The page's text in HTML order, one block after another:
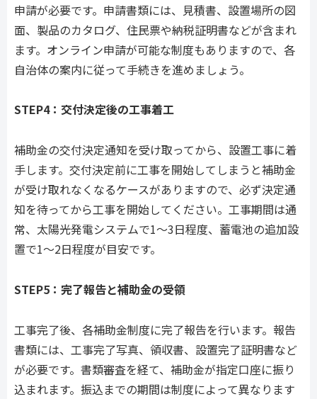
申請が必要です。申請書類には、見積書、設置場所の図
面、製品のカタログ、住民票や納税証明書などが含まれ
ます。オンライン申請が可能な制度もありますので、各
自治体の案内に従って手続きを進めましょう。
STEP4：交付決定後の工事着工
補助金の交付決定通知を受け取ってから、設置工事に着
手します。交付決定前に工事を開始してしまうと補助金
が受け取れなくなるケースがありますので、必ず決定通
知を待ってから工事を開始してください。工事期間は通
常、太陽光発電システムで1〜3日程度、蓄電池の追加設
置で1〜2日程度が目安です。
STEP5：完了報告と補助金の受領
工事完了後、各補助金制度に完了報告を行います。報告
書類には、工事完了写真、領収書、設置完了証明書など
が必要です。書類審査を経て、補助金が指定口座に振り
込まれます。振込までの期間は制度によって異なります